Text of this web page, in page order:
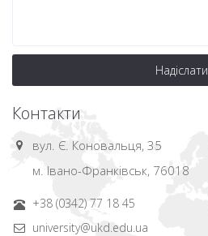
Надіслати
Контакти
вул. Є. Коновальця, 35
м. Івано-Франківськ, 76018
+38 (0342) 77 18 45
university@ukd.edu.ua